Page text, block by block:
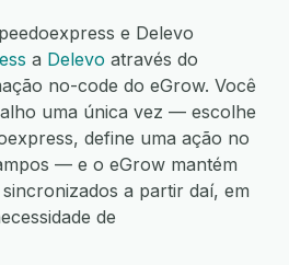
e Delevo
a Delevo através do
no-code do eGrow. Você
uma única vez — escolhe
define uma ação no
— e o eGrow mantém
a partir daí, em
de